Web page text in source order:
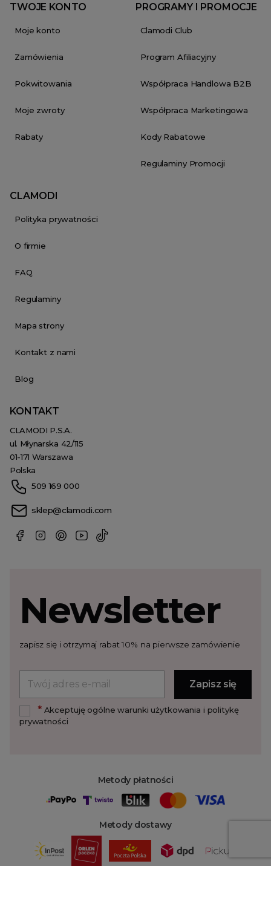
TWOJE KONTO
Moje konto
Zamówienia
Pokwitowania
Moje zwroty
Rabaty
PROGRAMY I PROMOCJE
Clamodi Club
Program Afiliacyjny
Współpraca Handlowa B2B
Współpraca Marketingowa
Kody Rabatowe
Regulaminy Promocji
CLAMODI
Polityka prywatności
O firmie
FAQ
Regulaminy
Mapa strony
Kontakt z nami
Blog
KONTAKT
CLAMODI P.S.A.
ul. Młynarska 42/115
01-171 Warszawa
Polska
509 169 000
sklep@clamodi.com
Metody płatności
Metody dostawy
Newsletter
zapisz się i otrzymaj rabat 10% na pierwsze zamówienie
*Akceptuję ogólne warunki użytkowania i politykę
prywatności